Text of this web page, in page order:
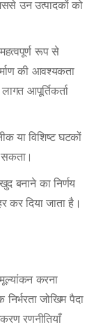
उन उत्पादकों को
रूप से
की आवश्यकता
आपूर्तिकर्ता
या विशिष्ट घटकों
बनाने का निर्णय
कर दिया जाता है।
करना
जोखिम पैदा
रणनीतियाँ